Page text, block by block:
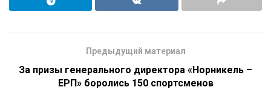
Предыдущий материал
За призы генерального директора «Норникель –
ЕРП» боролись 150 спортсменов